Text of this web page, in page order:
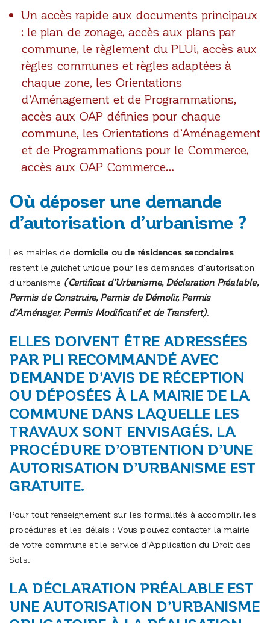
Un accès rapide aux documents principaux
: le plan de zonage, accès aux plans par
commune, le règlement du PLUi, accès aux
règles communes et règles adaptées à
chaque zone, les Orientations
d’Aménagement et de Programmations,
accès aux OAP définies pour chaque
commune, les Orientations d’Aménagement
et de Programmations pour le Commerce,
accès aux OAP Commerce…
Où déposer une demande
d’autorisation d’urbanisme ?
Les mairies de domicile ou de résidences secondaires
restent le guichet unique pour les demandes d’autorisation
d’urbanisme (Certificat d’Urbanisme, Déclaration Préalable,
Permis de Construire, Permis de Démolir, Permis
d’Aménager, Permis Modificatif et de Transfert).
ELLES DOIVENT ÊTRE ADRESSÉES
PAR PLI RECOMMANDÉ AVEC
DEMANDE D’AVIS DE RÉCEPTION
OU DÉPOSÉES À LA MAIRIE DE LA
COMMUNE DANS LAQUELLE LES
TRAVAUX SONT ENVISAGÉS. LA
PROCÉDURE D’OBTENTION D’UNE
AUTORISATION D’URBANISME EST
GRATUITE.
Pour tout renseignement sur les formalités à accomplir, les
procédures et les délais : Vous pouvez contacter la mairie
de votre commune et le service d’Application du Droit des
Sols.
LA DÉCLARATION PRÉALABLE EST
UNE AUTORISATION D’URBANISME